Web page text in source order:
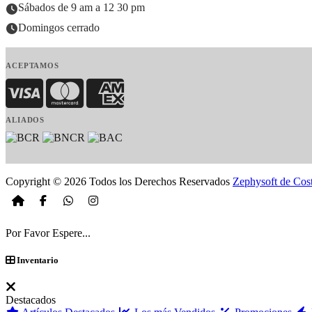
Sábados de 9 am a 12 30 pm
Domingos cerrado
ACEPTAMOS
Visa MasterCardAmerican Express
ALIADOS
Copyright © 2026 Todos los Derechos Reservados Zephysoft de
Por Favor Espere...
Inventario
Destacados